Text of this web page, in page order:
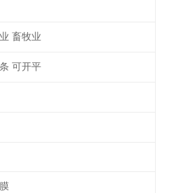
畜牧业
可开平